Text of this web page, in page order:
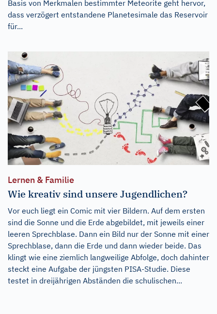
Basis von Merkmalen bestimmter Meteorite geht hervor,
dass verzögert entstandene Planetesimale das Reservoir
für...
Lernen & Familie
Wie kreativ sind unsere Jugendlichen?
Vor euch liegt ein Comic mit vier Bildern. Auf dem ersten
sind die Sonne und die Erde abgebildet, mit jeweils einer
leeren Sprechblase. Dann ein Bild nur der Sonne mit einer
Sprechblase, dann die Erde und dann wieder beide. Das
klingt wie eine ziemlich langweilige Abfolge, doch dahinter
steckt eine Aufgabe der jüngsten PISA-Studie. Diese
testet in dreijährigen Abständen die schulischen...